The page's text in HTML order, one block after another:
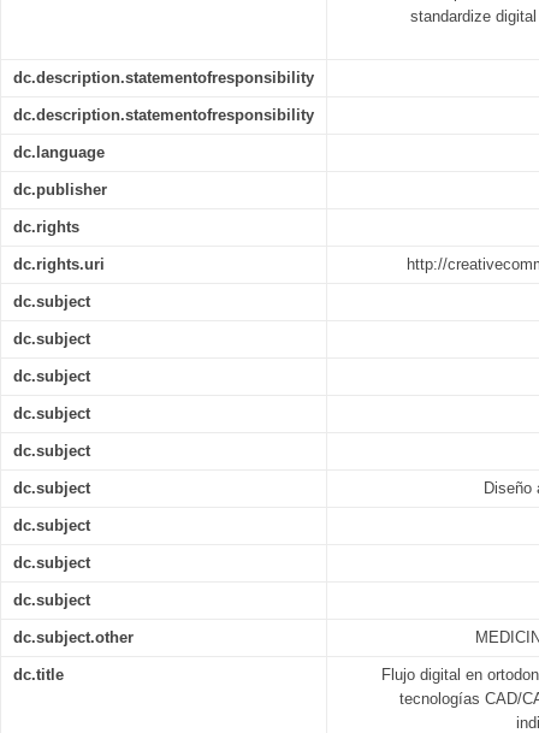
standardize
dc.description.statementofresponsibility
dc.description.statementofresponsibility
dc.language
dc.publisher
dc.rights
dc.rights.uri http://
dc.subject
dc.subject
dc.subject
dc.subject
dc.subject
dc.subject Diseño
dc.subject
dc.subject
dc.subject
dc.subject.other
dc.title
Flujo digital en
tecnologías CAD/